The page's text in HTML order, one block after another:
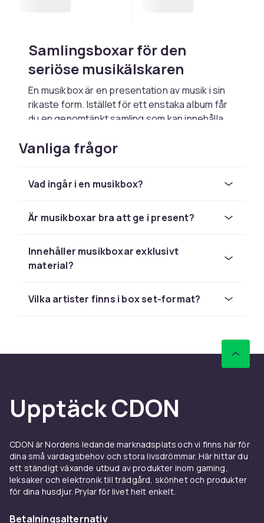
Samlingsboxar för den
seriöse musikälskaren
En musikbox är en presentation av musik i sin
rikaste form. Istället för ett enstaka album får
du en genomtänkt samling som kan innehålla
tematisk sammanställning av en artists
viktigaste verk. Allt är paketerat i en
som att lyssna på.
och band inom många olika genrer. Utbudet
samlingsboxar ges ut av skivbolagen.
Innehållet i en musikbox varierar beroende på
innehåller många boxar också ett häfte med
texter och bakgrundsinformation, fotografier
tidigt skivomslag.
Limiterade samlingsboxar kan även innehålla
andra accessoarer relaterade till artisten. Det
är dessa tillägg som gör boxarna till
samlarvärda föremål som man gärna visar upp
på en hylla.
Perfekta presenter för
Vanliga frågor
Vad ingår i en musikbox?
Är musikboxar bra att ge i present?
Innehåller musikboxar exklusivt
material?
Vilka artister finns i box set-format?
Upptäck CDON
CDON är Nordens ledande marknadsplats och vi finns här för
dina små vardagsbehov och stora livsdrömmar. Här hittar du
ett ständigt växande utbud av produkter inom gaming,
leksaker och elektronik till trädgård, skönhet och produkter
för dina husdjur. Prylar för livet helt enkelt.
Betalningsalternativ